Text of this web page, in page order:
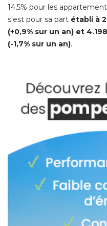
14,5% pour les
s'est pour sa part établi à
(+0,9% sur un an) et
(-1,7% sur un an).